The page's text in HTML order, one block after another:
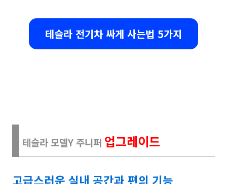
테슬라 전기차 싸게 사는법 5가지
테슬라 모델Y 주니퍼 업그레이드
고급스러운 실내 공간과 편의 기능